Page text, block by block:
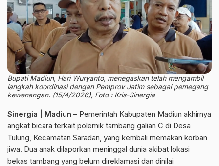
Bupati Madiun, Hari Wuryanto, menegaskan telah mengambil
langkah koordinasi dengan Pemprov Jatim sebagai pemegang
kewenangan. (15/4/2026), Foto : Kris-Sinergia
Sinergia | Madiun – Pemerintah Kabupaten Madiun akhirnya
angkat bicara terkait polemik tambang galian C di Desa
Tulung, Kecamatan Saradan, yang kembali memakan korban
jiwa. Dua anak dilaporkan meninggal dunia akibat lokasi
bekas tambang yang belum direklamasi dan dinilai